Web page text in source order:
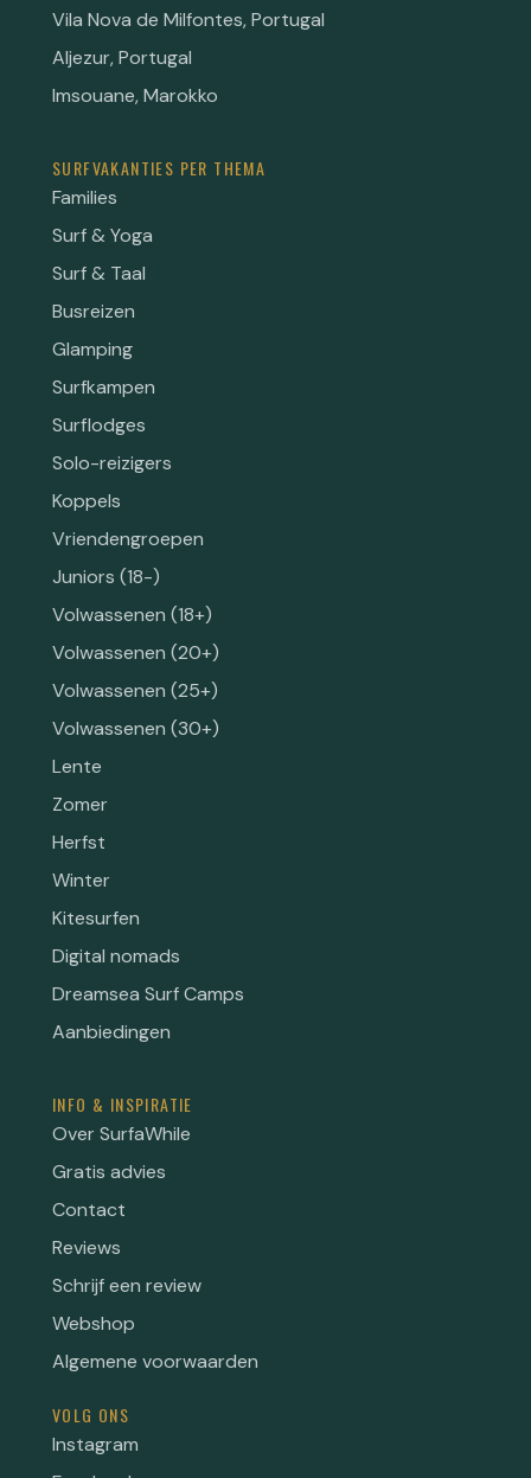
Vila Nova de Milfontes, Portugal
Aljezur, Portugal
Imsouane, Marokko
SURFVAKANTIES PER THEMA
Families
Surf & Yoga
Surf & Taal
Busreizen
Glamping
Surfkampen
Surflodges
Solo-reizigers
Koppels
Vriendengroepen
Juniors (18-)
Volwassenen (18+)
Volwassenen (20+)
Volwassenen (25+)
Volwassenen (30+)
Lente
Zomer
Herfst
Winter
Kitesurfen
Digital nomads
Dreamsea Surf Camps
Aanbiedingen
INFO & INSPIRATIE
Over SurfaWhile
Gratis advies
Contact
Reviews
Schrijf een review
Webshop
Algemene voorwaarden
VOLG ONS
Instagram